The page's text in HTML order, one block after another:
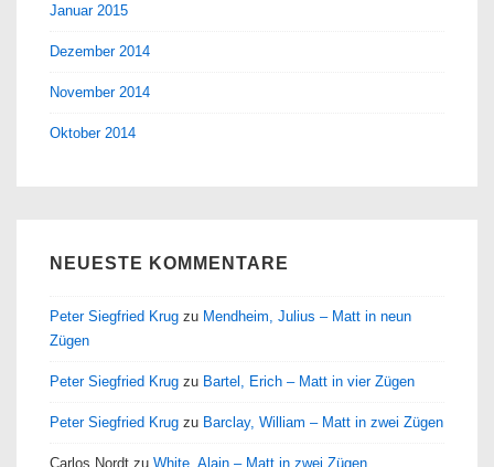
Januar 2015
Dezember 2014
November 2014
Oktober 2014
NEUESTE KOMMENTARE
Peter Siegfried Krug zu Mendheim, Julius – Matt in neun
Zügen
Peter Siegfried Krug zu Bartel, Erich – Matt in vier Zügen
Peter Siegfried Krug zu Barclay, William – Matt in zwei Zügen
Carlos Nordt zu White, Alain – Matt in zwei Zügen